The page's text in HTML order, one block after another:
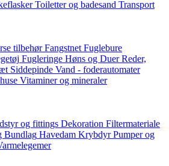
Toiletter og badesand Transport
tilbehør Fangstnet Fuglebure
Fugleringe Høns og Duer Reder,
Siddepinde Vand - foderautomater
Vitaminer og mineraler
og fittings Dekoration Filtermateriale
Bundlag Havedam Krybdyr Pumper og